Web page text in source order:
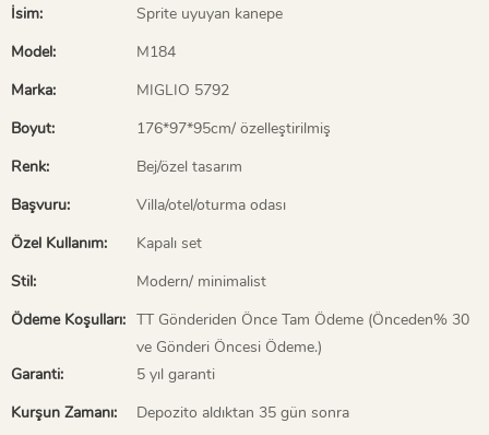
İsim:
Sprite uyuyan kanepe
Model:
M184
Marka:
MIGLIO 5792
Boyut:
176*97*95cm/ özelleştirilmiş
Renk:
Bej/özel tasarım
Başvuru:
Villa/otel/oturma odası
Özel Kullanım:
Kapalı set
Stil:
Modern/ minimalist
Ödeme Koşulları: TT Gönderiden Önce Tam Ödeme (Önceden% 30
ve Gönderi Öncesi Ödeme.)
Garanti:
5 yıl garanti
Kurşun Zamanı:
Depozito aldıktan 35 gün sonra